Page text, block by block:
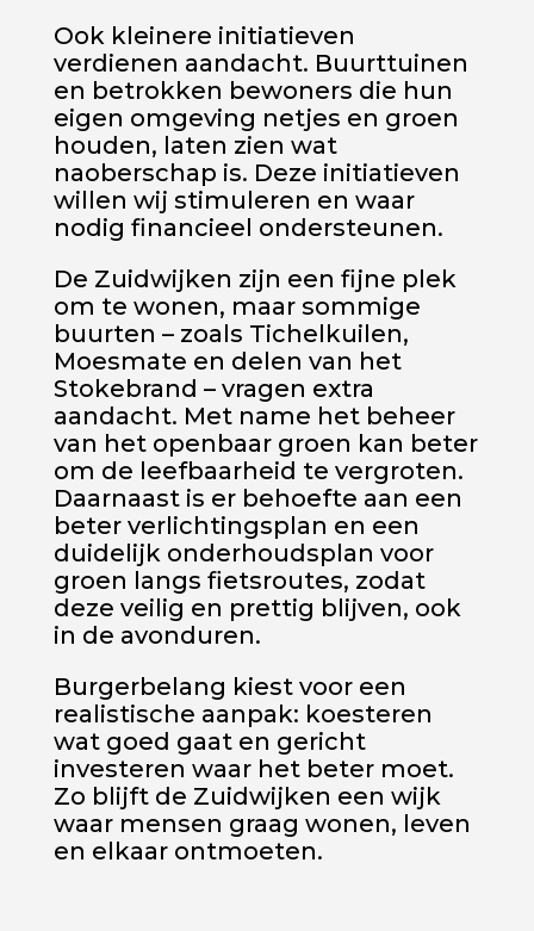
Ook kleinere initiatieven
verdienen aandacht. Buurttuinen
en betrokken bewoners die hun
eigen omgeving netjes en groen
houden, laten zien wat
naoberschap is. Deze initiatieven
willen wij stimuleren en waar
nodig financieel ondersteunen.
De Zuidwijken zijn een fijne plek
om te wonen, maar sommige
buurten – zoals Tichelkuilen,
Moesmate en delen van het
Stokebrand – vragen extra
aandacht. Met name het beheer
van het openbaar groen kan beter
om de leefbaarheid te vergroten.
Daarnaast is er behoefte aan een
beter verlichtingsplan en een
duidelijk onderhoudsplan voor
groen langs fietsroutes, zodat
deze veilig en prettig blijven, ook
in de avonduren.
Burgerbelang kiest voor een
realistische aanpak: koesteren
wat goed gaat en gericht
investeren waar het beter moet.
Zo blijft de Zuidwijken een wijk
waar mensen graag wonen, leven
en elkaar ontmoeten.